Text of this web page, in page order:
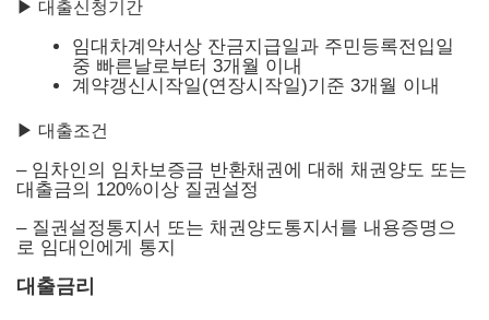
▶ 대출신청기간
임대차계약서상 잔금지급일과 주민등록전입일
중 빠른날로부터 3개월 이내
계약갱신시작일(연장시작일)기준 3개월 이내
▶ 대출조건
– 임차인의 임차보증금 반환채권에 대해 채권양도 또는
대출금의 120%이상 질권설정
– 질권설정통지서 또는 채권양도통지서를 내용증명으
로 임대인에게 통지
대출금리